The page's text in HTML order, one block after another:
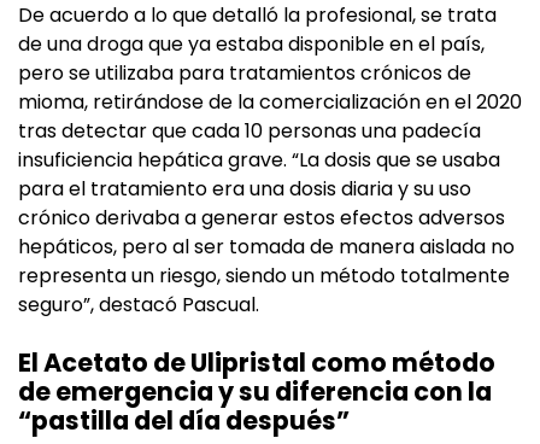
De acuerdo a lo que detalló la profesional, se trata
de una droga que ya estaba disponible en el país,
pero se utilizaba para tratamientos crónicos de
mioma, retirándose de la comercialización en el 2020
tras detectar que cada 10 personas una padecía
insuficiencia hepática grave. “La dosis que se usaba
para el tratamiento era una dosis diaria y su uso
crónico derivaba a generar estos efectos adversos
hepáticos, pero al ser tomada de manera aislada no
representa un riesgo, siendo un método totalmente
seguro”, destacó Pascual.
El Acetato de Ulipristal como método
de emergencia y su diferencia con la
“pastilla del día después”